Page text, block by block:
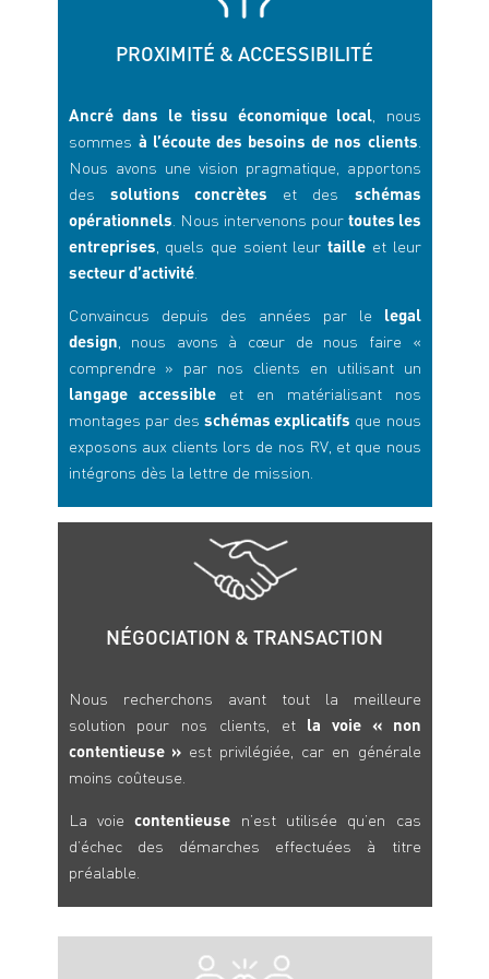
PROXIMITÉ & ACCESSIBILITÉ
Ancré dans le tissu économique local, nous
sommes à l’écoute des besoins de nos clients.
Nous avons une vision pragmatique, apportons
des solutions concrètes et des schémas
opérationnels. Nous intervenons pour toutes les
entreprises, quels que soient leurtaille et leur
secteur d’activité.
Convaincus depuis des années par le legal
design, nous avons à cœur de nous faire «
comprendre » par nos clients en utilisant un
langage accessible et en matérialisant nos
montages par des schémas explicatifs que nous
exposons aux clients lors de nos RV, et que nous
intégrons dès la lettre de mission.
NÉGOCIATION & TRANSACTION
Nous recherchons avant tout la meilleure
solution pour nos clients, et la voie « non
contentieuse »est privilégiée, car en générale
moins coûteuse.
La voiecontentieuse n’est utilisée qu’en cas
d’échec des démarches effectuées à titre
préalable.